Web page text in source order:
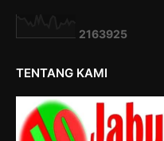
2163925
TENTANG KAMI